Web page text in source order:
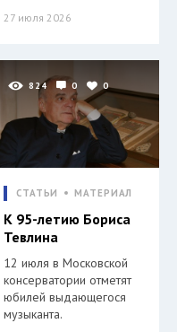
27 июля 2026
824 0 0
СТАТЬИ МАТЕРИАЛ
К 95-летию Бориса
Тевлина
12 июля в Московской
консерватории отметят
юбилей выдающегося
музыканта.